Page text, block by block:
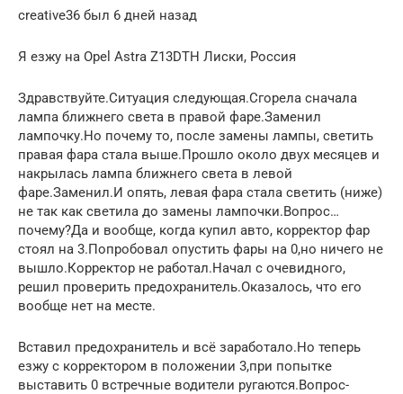
creative36 был 6 дней назад
Я езжу на Opel Astra Z13DTH Лиски, Россия
Здравствуйте.Ситуация следующая.Сгорела сначала
лампа ближнего света в правой фаре.Заменил
лампочку.Но почему то, после замены лампы, светить
правая фара стала выше.Прошло около двух месяцев и
накрылась лампа ближнего света в левой
фаре.Заменил.И опять, левая фара стала светить (ниже)
не так как светила до замены лампочки.Вопрос…
почему?Да и вообще, когда купил авто, корректор фар
стоял на 3.Попробовал опустить фары на 0,но ничего не
вышло.Корректор не работал.Начал с очевидного,
решил проверить предохранитель.Оказалось, что его
вообще нет на месте.
Вставил предохранитель и всё заработало.Но теперь
езжу с корректором в положении 3,при попытке
выставить 0 встречные водители ругаются.Вопрос-